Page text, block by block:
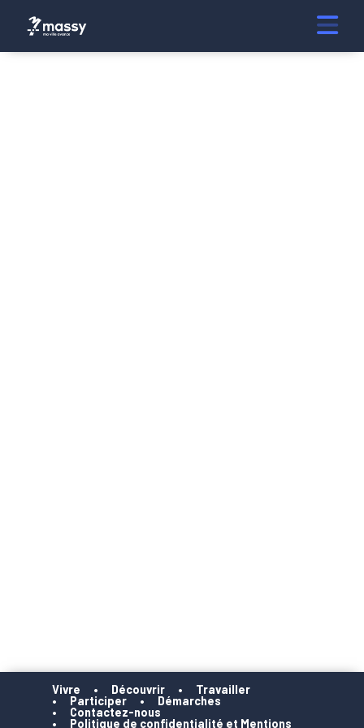
Vivre Découvrir
Travailler
Participer
Démarches
Contactez-nous
Politique de confidentialité et Mentions